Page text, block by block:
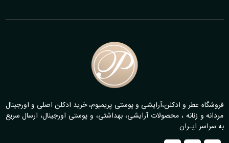
فروشگاه عطر و ادکلن،آرایشی و پوستی پریمیوم، خرید ادکلن اصلی و اورجینال
مردانه و زنانه ، محصولات آرایشی، بهداشتی، و پوستی اورجینال، ارسال سریع
به سراسر ایـران